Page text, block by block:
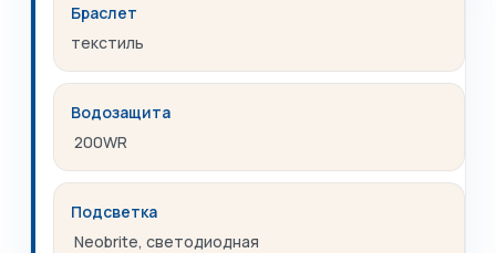
Браслет
текстиль
Водозащита
200WR
Подсветка
Neobrite, светодиодная